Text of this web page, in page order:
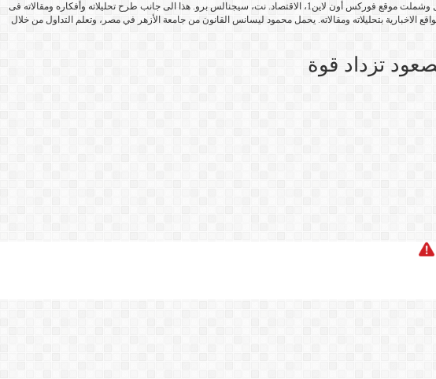
مؤسس مجموعة فوركس أون لاين1 والتي كانت تضم العديد من المواقع المهتمه فى التداول فى أسواق العملات والنفط والذهب وأسواق المال وشملت موقع فوركس أون لاين1، الاقتصاد. نت، سيجنالس برو. هذا الى جانب طرح تحليلاته وأفكاره ومقالاته فى
الاخبارية بتحليلاته ومقالاته. يحمل محمود ليسانس القانون من جامعة الأزهر في مصر، وتعلم التداول من خلال